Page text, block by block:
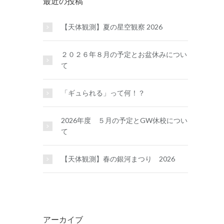
【天体観測】夏の星空観察 2026
２０２６年８月の予定とお盆休みについ
て
「ギュられる」って何！？
2026年度 ５月の予定とGW休校につい
て
【天体観測】春の銀河まつり 2026
アーカイブ